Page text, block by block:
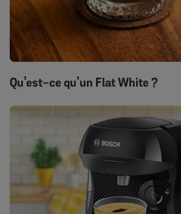
Qu’est-ce qu’un Flat White ?